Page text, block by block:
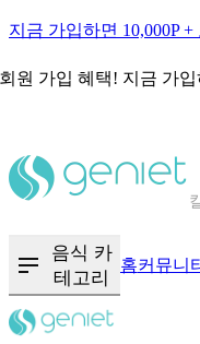
지금 가입하면 10,000P
원 가입 혜택! 지금 가입
음식 카
테고리
홈커뮤니